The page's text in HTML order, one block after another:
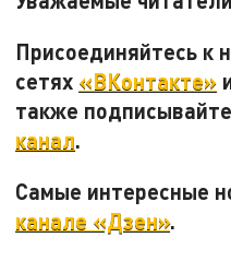
Присоединяйтесь к
сетях «ВКонтакте»
также
канал.
Самые интересные
канале «Дзен».